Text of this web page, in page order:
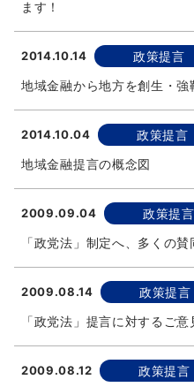
ます！
2014.10.14
政策提言
地域金融から地方を創生・強
2014.10.04
政策提言
地域金融提言の概念図
2009.09.04
政策提言
「政党法」制定へ、多くの
2009.08.14
政策提言
「政党法」提言に対するご
2009.08.12 政策提言